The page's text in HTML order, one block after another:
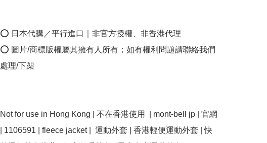
⭕ 日本代購／平行進口｜非官方授權、非香港代理
⭕ 圖片/商標版權屬其擁有人所有；如有權利問題請聯絡我們
處理/下架
Not for use in Hong Kong | 不在香港使用  | mont-bell jp | 官網
| 1106591 | fleece jacket |  運動外套 | 香港輕便運動外套 | 快